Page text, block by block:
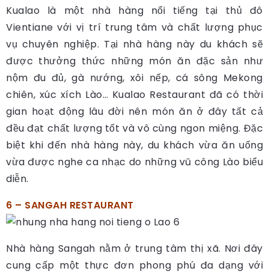
Kualao là một nhà hàng nổi tiếng tại thủ đô
Vientiane với vị trí trung tâm và chất lượng phục
vụ chuyên nghiệp. Tại nhà hàng này du khách sẽ
được thưởng thức những món ăn đặc sản như
nộm đu đủ, gà nướng, xôi nếp, cá sông Mekong
chiên, xúc xích Lào… Kualao Restaurant đã có thời
gian hoạt động lâu đời nên món ăn ở đây tất cả
đều đạt chất lượng tốt và vô cùng ngon miệng. Đặc
biệt khi đến nhà hàng này, du khách vừa ăn uống
vừa được nghe ca nhạc do những vũ công Lào biểu
diễn.
6 – SANGAH RESTAURANT
Nhà hàng Sangah nằm ở trung tâm thị xã. Nơi đây
cung cấp một thực đơn phong phú đa dạng với